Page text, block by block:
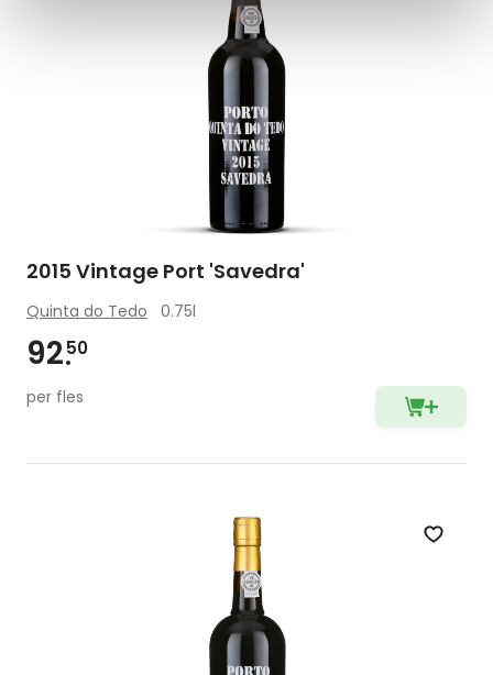
2015 Vintage Port 'Savedra'
Quinta do Tedo 0.75l
9250
per fles
Zet